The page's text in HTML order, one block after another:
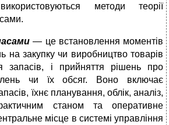
методи теорії
— це встановлення моментів
на закупку чи виробництво товарів
запасів, і прийняття рішень про
чи їх обсяг. Воно включає
їхнє планування, облік, аналіз,
станом та оперативне
місце в системі управління